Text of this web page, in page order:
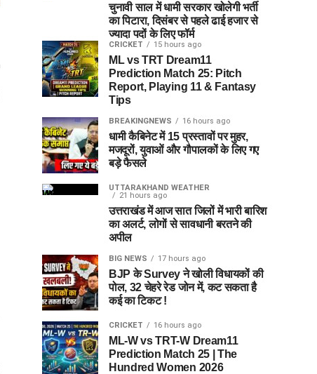
चुनावी साल में धामी सरकार खोलेगी भर्ती
का पिटारा, दिसंबर से पहले ढाई हजार से
ज्यादा पदों के लिए फॉर्म
CRICKET 15 hours ago
ML vs TRT Dream11
Prediction Match 25: Pitch
Report, Playing 11 & Fantasy
Tips
BREAKINGNEWS 16 hours ago
धामी कैबिनेट में 15 प्रस्तावों पर मुहर,
मजदूरों, युवाओं और गौपालकों के लिए गए
बड़े फैसले
UTTARAKHAND WEATHER
21 hours ago
उत्तराखंड में आज सात जिलों में भारी बारिश
का अलर्ट, लोगों से सावधानी बरतने की
अपील
BIG NEWS 17 hours ago
BJP के Survey ने खोली विधायकों की
पोल, 32 चेहरे रेड जोन में, कट सकता है
कई का टिकट !
CRICKET 16 hours ago
ML-W vs TRT-W Dream11
Prediction Match 25 | The
Hundred Women 2026